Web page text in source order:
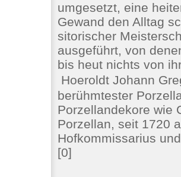
umgesetzt, eine
Gewand den Alltag
sitorischer
ausgeführt, von
bis heut nichts von
Hoeroldt Johann
berühmtester
Porzellandekore wie
Porzellan, seit 1720
Hofkommissarius
[0]